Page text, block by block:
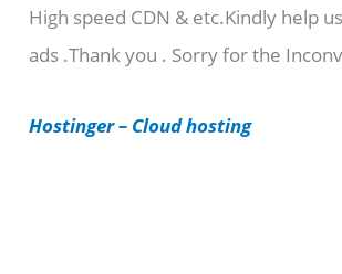
o
r
e
High speed CDN & etc.Kindly help
ads .Thank you . Sorry for the
Hostinger – Cloud hosting